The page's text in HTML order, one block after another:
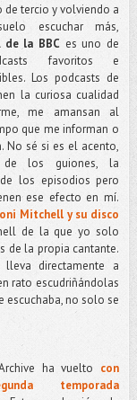
de tercio y volviendo a
escuchar más,
de la BBC es uno de
favoritos e
Los podcasts de
la curiosa cualidad
me amansan al
que me informan o
No sé si es el acento,
los guiones, la
los episodios pero
ese efecto en mí.
Mitchell y su disco
de la que yo solo
de la propia cantante.
directamente a
rato escudriñándolas
escuchaba, no solo se
ha vuelto con
temporada